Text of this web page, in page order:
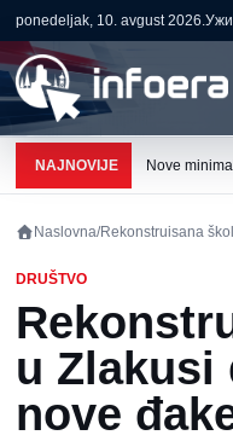
ponedeljak, 10. avgust 2026.
NAJNOVIJE Nove
Naslovna/Rekonstruisana
DRUŠTVO
u Zlakusi
nove